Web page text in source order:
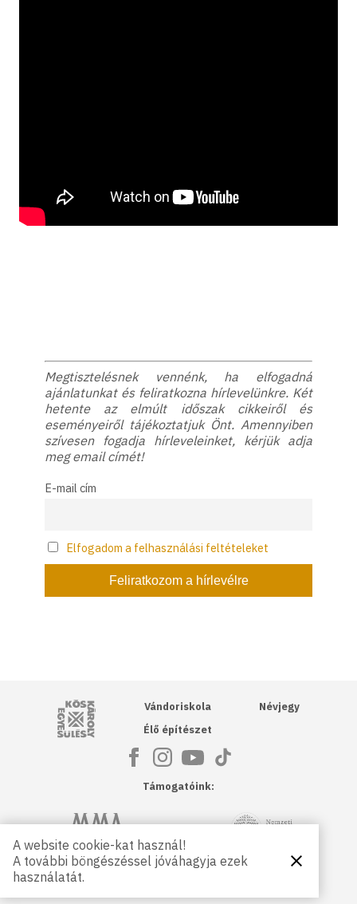
Megtisztelésnek vennénk, ha elfogadná
ajánlatunkat és feliratkozna hírlevelünkre. Két
hetente az elmúlt időszak cikkeiről és
eseményeiről tájékoztatjuk Önt. Amennyiben
szívesen fogadja hírleveleinket, kérjük adja
meg email címét!
E-mail cím
Elfogadom a felhasználási feltételeket
Kós Károly Egyesülés
Vándoriskola
Élő építészet
Névjegy
Támogatóink:
Magyar Művészeti Akadémia NKA
Petőfi Kulturális Ügynökség
A website cookie-kat használ!
A további böngészéssel jóváhagyja ezek
használatát.
Bezárás